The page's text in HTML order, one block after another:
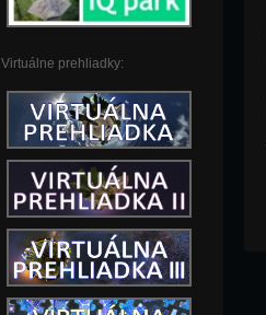
Virtuálne prehliadky: